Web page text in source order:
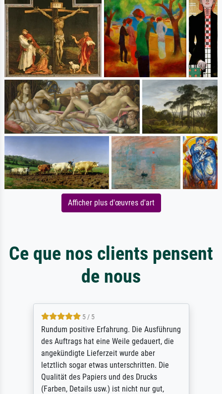
Afficher plus d'œuvres d'art
Ce que nos clients pensent
de nous
5 / 5
Rundum positive Erfahrung. Die Ausführung
des Auftrags hat eine Weile gedauert, die
angekündigte Lieferzeit wurde aber
letztlich sogar etwas unterschritten. Die
Qualität des Papiers und des Drucks
(Farben, Details usw.) ist nicht nur gut,